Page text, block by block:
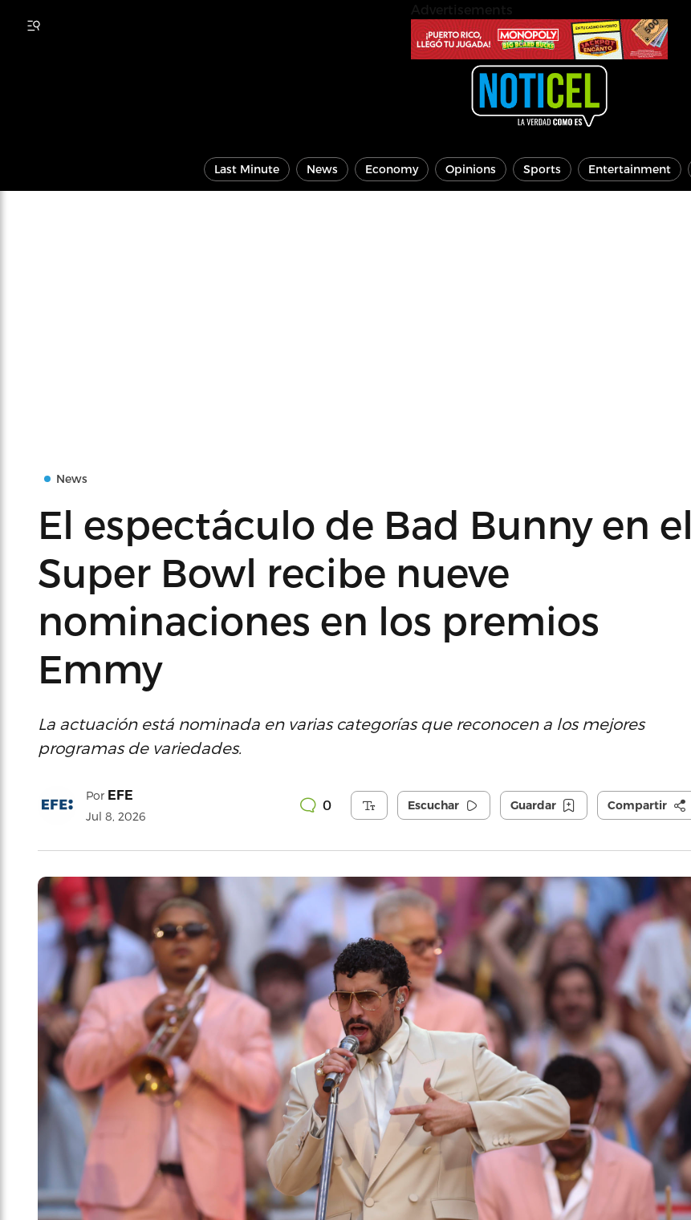
Last Minute News Economy Opinions Sports Entertainment
News
El espectáculo de Bad Bunny en el
Super Bowl recibe nueve
nominaciones en los premios
Emmy
La actuación está nominada en varias categorías que reconocen a los mejores
programas de variedades.
Por EFE
Jul 8, 2026
0 Escuchar Guardar Compartir